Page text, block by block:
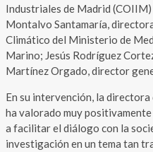
Industriales de Madrid
Montalvo Santamaría,
Climático del Ministerio de
Marino; Jesús Rodríguez
Martínez Orgado, director
En su intervención, la
ha valorado muy
a facilitar el diálogo con la
investigación en un tema tan